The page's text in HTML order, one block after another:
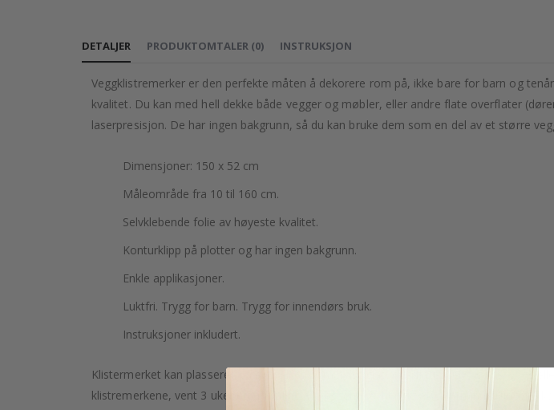
begynnelsen
bildegalleri
DETALJER
Veggklistremerker er den perfekte måten å dekorere rom på, ikke bare for barn og
kvalitet. Du kan med hell dekke både vegger og møbler, eller andre flate overflater
laserpresisjon. De har ingen bakgrunn, så du kan bruke dem som en del av et større
Dimensjoner: 150 x 52 cm
Måleområde fra 10 til 160 cm.
Selvklebende folie av høyeste kvalitet.
Konturklipp på plotter og har ingen bakgrunn.
Enkle applikasjoner.
Luktfri. Trygg for barn. Trygg for innendørs bruk.
Instruksjoner inkludert.
Klistermerket kan plasseres på en hvilken som helst glatt overflate, f.eks. glass, vegg
klistremerkene, vent 3 uker etter maling av veggene. Avhengig av skjerminnstillingene
PRODUKTOMTALER (0) INSTRUKSJON